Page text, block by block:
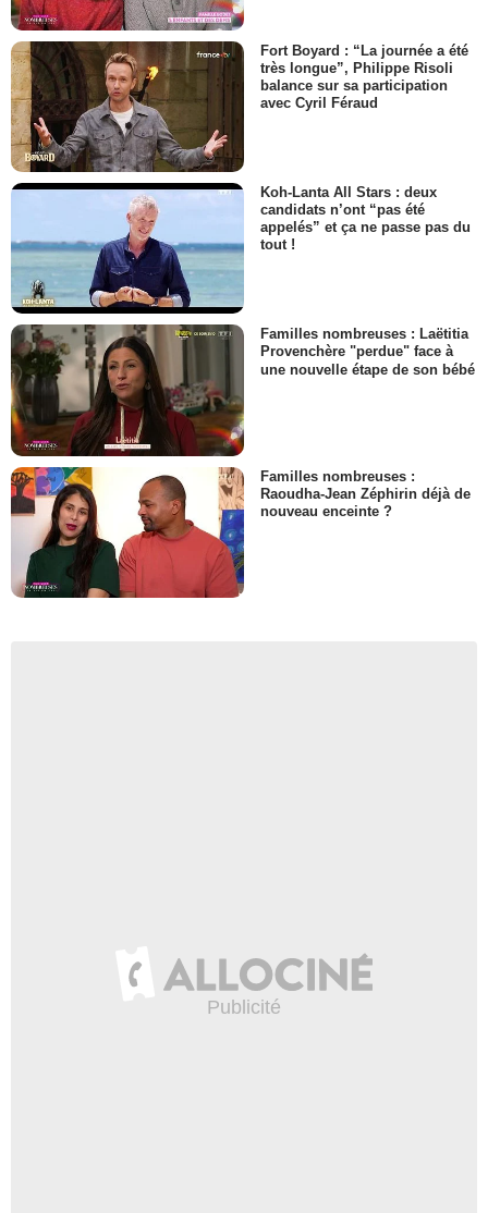
Fort Boyard : “La journée a été
très longue”, Philippe Risoli
balance sur sa participation
avec Cyril Féraud
Koh-Lanta All Stars : deux
candidats n’ont “pas été
appelés” et ça ne passe pas du
tout !
Familles nombreuses : Laëtitia
Provenchère "perdue" face à
une nouvelle étape de son bébé
Familles nombreuses :
Raoudha-Jean Zéphirin déjà de
nouveau enceinte ?